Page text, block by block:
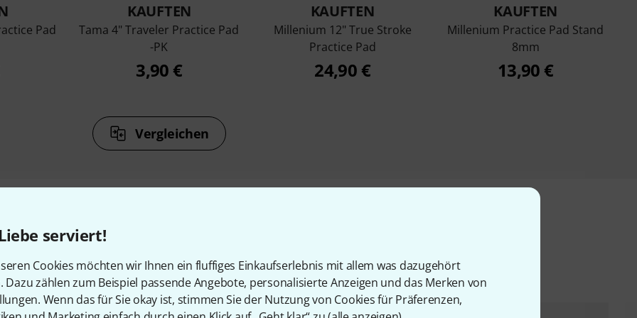
serviert!
Cookies möchten wir Ihnen ein fluffiges Einkaufserlebnis mit allem was dazugehört
Dazu zählen zum Beispiel passende Angebote, personalisierte Anzeigen und das Merken von
Wenn das für Sie okay ist, stimmen Sie der Nutzung von Cookies für Präferenzen,
Pad
KAUFTEN
Tama 4" Traveler Practice Pad
-PK
3,90 €
KAUFTEN
Millenium 12" True Stroke
Practice Pad
24,90 €
KAUFTEN
Millenium Practice Pad Stand
8mm
13,90 €
Vergleichen
& passende Artikel